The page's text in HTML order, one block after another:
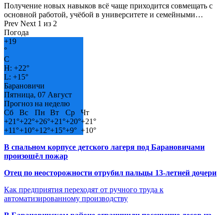
Получение новых навыков всё чаще приходится совмещать с
основной работой, учёбой в университете и семейными…
Prev Next 1 из 2
Погода
+19
°
C
H: +22°
L: +15°
Барановичи
Пятница, 07 Август
Прогноз на неделю
Сб
Вс Пн Вт Ср
Чт
+21°+22°+26°+21°+20°+21°
+11°+10°+12°+15°+9° +10°
В спальном корпусе детского лагеря под Барановичами
произошёл пожар
Отец по неосторожности отрубил пальцы 13-летней дочери
Как предприятия переходят от ручного труда к
автоматизированному производству